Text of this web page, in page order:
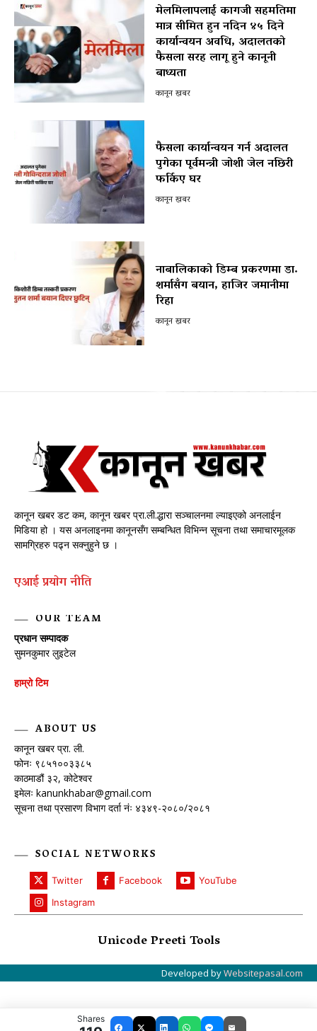
मेलमिलापलाई कागजी सहमतिमा
मात्र सीमित हुन नदिन ४५ दिने
कार्यान्वयन अवधि, अदालतको
फैसला सरह लागू हुने कानूनी
बाध्यता
कानून खबर
फैसला कार्यान्वयन गर्न अदालत
पुगेका पूर्वमन्त्री जोशी जेल नछिरी
फर्किए घर
कानून खबर
नाबालिकाको डिम्ब प्रकरणमा डा.
शर्मासँग बयान, हाजिर जमानीमा
रिहा
कानून खबर
कानून खबर डट कम, कानून खबर प्रा.ली.द्धारा सञ्चालनमा ल्याइएको अनलाईन
मिडिया हो । यस अनलाइनमा कानूनसँग सम्बन्धित विभिन्न सूचना तथा समाचारमूलक
सामग्रिहरु पढ्न सक्नुहुने छ ।
एआई प्रयाेग नीति
OUR TEAM
प्रधान सम्पादक
सुमनकुमार लुइटेल
हाम्रो टिम
ABOUT US
कानून खबर प्रा. ली.
फोनः ९८५१००३३८५
काठमाडौं ३२, कोटेश्वर
इमेलः kanunkhabar@gmail.com
सूचना तथा प्रसारण विभाग दर्ता नंः ४३४९-२०८०/२०८१
SOCIAL NETWORKS
Twitter Facebook
YouTube
Instagram
Unicode Preeti Tools
Developed byWebsitepasal.com
Shares